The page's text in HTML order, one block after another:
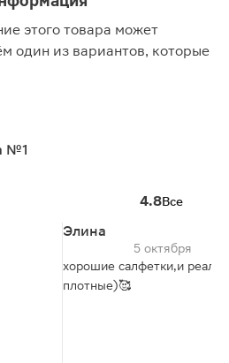
этого товара может
один из вариантов, которые
№1
4.8Все
Элина
5 октября
хорошие салфетки,и
плотные)🥰